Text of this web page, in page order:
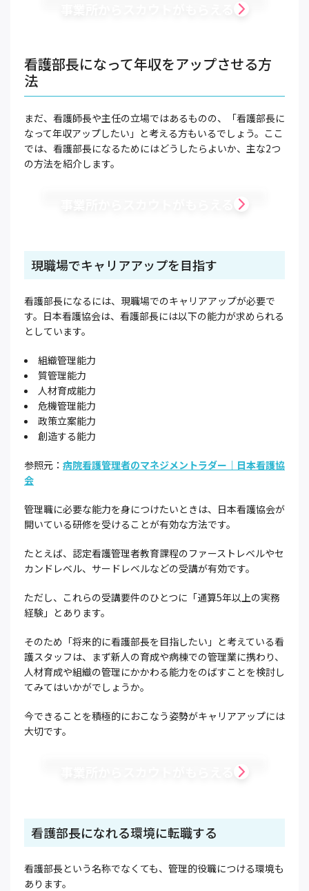
看護部長になって年収をアップさせる方
法
まだ、看護師長や主任の立場ではあるものの、「看護部長に
なって年収アップしたい」と考える方もいるでしょう。ここ
では、看護部長になるためにはどうしたらよいか、主な2つ
の方法を紹介します。
現職場でキャリアアップを目指す
看護部長になるには、現職場でのキャリアアップが必要で
す。日本看護協会は、看護部長には以下の能力が求められる
としています。
組織管理能力
質管理能力
人材育成能力
危機管理能力
政策立案能力
創造する能力
参照元： 病院看護管理者のマネジメントラダー｜日本看護協
会
管理職に必要な能力を身につけたいときは、日本看護協会が
開いている研修を受けることが有効な方法です。
たとえば、認定看護管理者教育課程のファーストレベルやセ
カンドレベル、サードレベルなどの受講が有効です。
ただし、これらの受講要件のひとつに「通算5年以上の実務
経験」とあります。
そのため「将来的に看護部長を目指したい」と考えている看
護スタッフは、まず新人の育成や病棟での管理業に携わり、
人材育成や組織の管理にかかわる能力をのばすことを検討し
てみてはいかがでしょうか。
今できることを積極的におこなう姿勢がキャリアアップには
大切です。
看護部長になれる環境に転職する
看護部長という名称でなくても、管理的役職につける環境も
あります。